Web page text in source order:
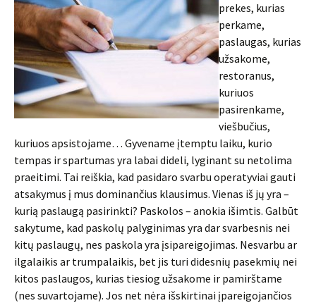
prekes, kurias
perkame,
paslaugas, kurias
užsakome,
restoranus,
kuriuos
pasirenkame,
viešbučius,
kuriuos apsistojame… Gyvename įtemptu laiku, kurio
tempas ir spartumas yra labai dideli, lyginant su netolima
praeitimi. Tai reiškia, kad pasidaro svarbu operatyviai gauti
atsakymus į mus dominančius klausimus. Vienas iš jų yra –
kurią paslaugą pasirinkti? Paskolos – anokia išimtis. Galbūt
sakytume, kad paskolų palyginimas yra dar svarbesnis nei
kitų paslaugų, nes paskola yra įsipareigojimas. Nesvarbu ar
ilgalaikis ar trumpalaikis, bet jis turi didesnių pasekmių nei
kitos paslaugos, kurias tiesiog užsakome ir pamirštame
(nes suvartojame). Jos net nėra išskirtinai įpareigojančios